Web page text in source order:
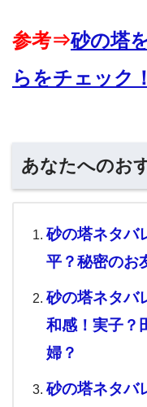
参考⇒砂の塔
らをチェック！
あなたへのお
砂の塔ネタバ
平？秘密のお
砂の塔ネタバ
和感！実子？
婦？
砂の塔ネタバ